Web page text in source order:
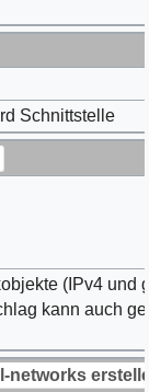
Schnittstelle
(IPv4 und
kann auch
networks